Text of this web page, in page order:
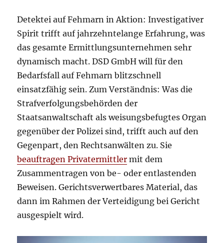
Detektei auf Fehmarn in Aktion: Investigativer
Spirit trifft auf jahrzehntelange Erfahrung, was
das gesamte Ermittlungsunternehmen sehr
dynamisch macht. DSD GmbH will für den
Bedarfsfall auf Fehmarn blitzschnell
einsatzfähig sein. Zum Verständnis: Was die
Strafverfolgungsbehörden der
Staatsanwaltschaft als weisungsbefugtes Organ
gegenüber der Polizei sind, trifft auch auf den
Gegenpart, den Rechtsanwälten zu. Sie
beauftragen Privatermittler mit dem
Zusammentragen von be- oder entlastenden
Beweisen. Gerichtsverwertbares Material, das
dann im Rahmen der Verteidigung bei Gericht
ausgespielt wird.